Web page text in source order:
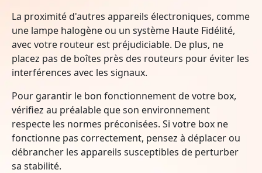
La proximité d'autres appareils électroniques, comme
une lampe halogène ou un système Haute Fidélité,
avec votre routeur est préjudiciable. De plus, ne
placez pas de boîtes près des routeurs pour éviter les
interférences avec les signaux.
Pour garantir le bon fonctionnement de votre box,
vérifiez au préalable que son environnement
respecte les normes préconisées. Si votre box ne
fonctionne pas correctement, pensez à déplacer ou
débrancher les appareils susceptibles de perturber
sa stabilité.